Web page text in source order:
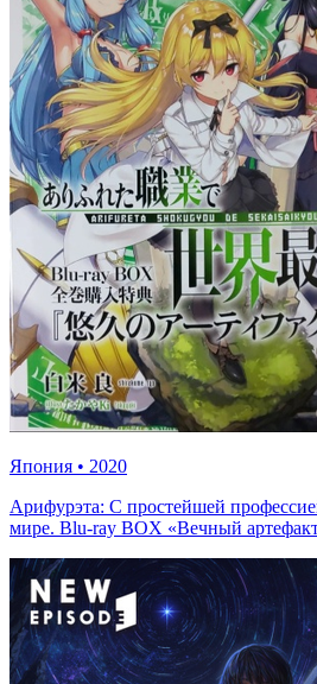
Япония • 2020
Арифурэта: С простейшей
мире. Blu-ray BOX «Вечный